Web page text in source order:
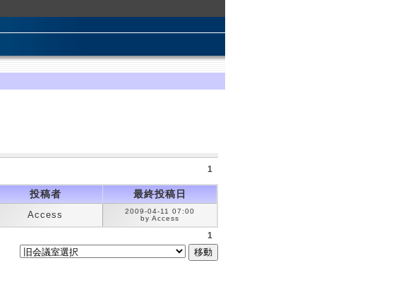
1
投稿者
最終投稿日
Access
2009-04-11 07:00
by Access
1